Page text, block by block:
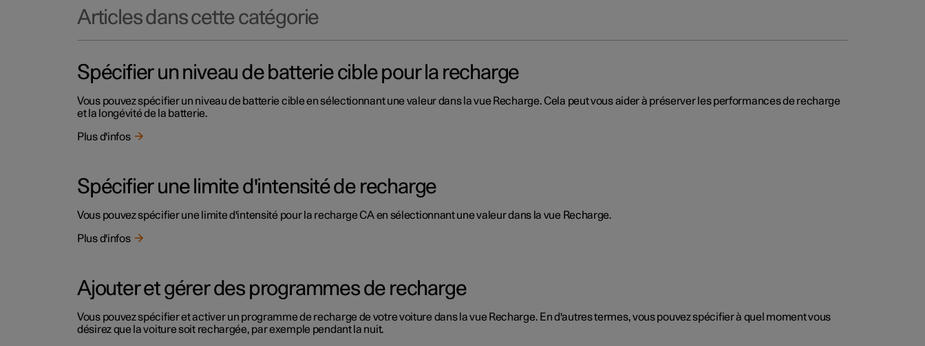
Articles dans cette catégorie
Spécifier un niveau de batterie cible pour la recharge
Vous pouvez spécifier un niveau de batterie cible en sélectionnant une valeur dans la vue Recharge. Cela peut vous aider à préserver les performances de recharge
et la longévité de la batterie.
Plus d'infos
Spécifier une limite d'intensité de recharge
Vous pouvez spécifier une limite d'intensité pour la recharge CA en sélectionnant une valeur dans la vue Recharge.
Plus d'infos
Ajouter et gérer des programmes de recharge
Vous pouvez spécifier et activer un programme de recharge de votre voiture dans la vue Recharge. En d'autres termes, vous pouvez spécifier à quel moment vous
désirez que la voiture soit rechargée, par exemple pendant la nuit.